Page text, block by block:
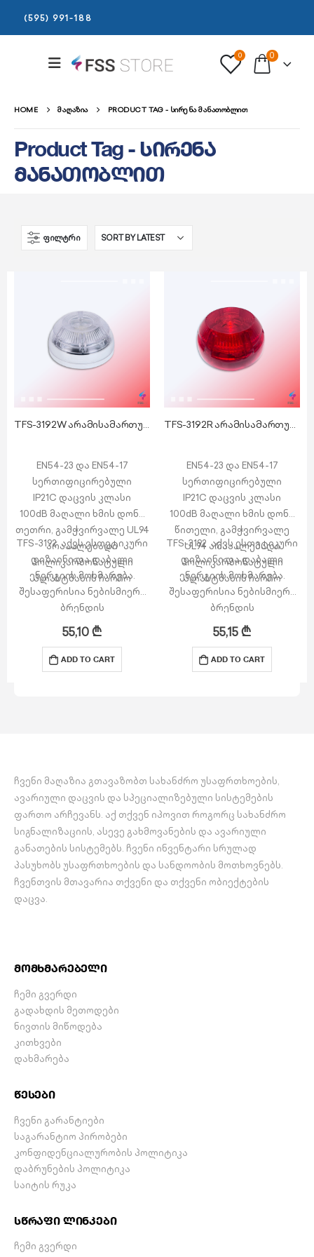
(595) 991-188
0 0
HOME ᲛᲐᲦᲐᲖᲘᲐ PRODUCT TAG - ᲡᲘᲠᲔᲜᲐ ᲛᲐᲜᲐᲗᲝᲑᲚᲘᲗ
Product Tag - სირენა
მანათობლით
ᲤᲘᲚᲢᲠᲘ
TFS-3192W არამისამართული სირენა მანათობლით
EN54-23 და EN54-17
სერთიფიცირებული
IP21C დაცვის კლასი
100dB მაღალი ხმის დონე
თეთრი, გამჭვირვალე UL94
არააალებადი
პოლიკარბონატული
პლასტმასის ჩარჩო
TFS-3192 აქვს ესთეტიკური
დიზაინი და დაბალი
ენერგიის მოხმარება.
შესაფერისია ნებისმიერი
ბრენდის
ხანძარსაწინააღმდეგო…
55,10₾
ADD TO CART
TFS-3192R არამისამართული სირენა მანათობლით
EN54-23 და EN54-17
სერთიფიცირებული
IP21C დაცვის კლასი
100dB მაღალი ხმის დონე
წითელი, გამჭვირვალე
UL94 არააალებადი
პოლიკარბონატული
პლასტმასის ჩარჩო
TFS-3192 აქვს ესთეტიკური
დიზაინი და დაბალი
ენერგიის მოხმარება.
შესაფერისია ნებისმიერი
ბრენდის
ხანძარსაწინააღმდეგო…
55,15₾
ADD TO CART
ჩვენი მაღაზია გთავაზობთ სახანძრო უსაფრთხოების,
ავარიული დაცვის და სპეციალიზებული სისტემების
ფართო არჩევანს. აქ თქვენ იპოვით როგორც სახანძრო
სიგნალიზაციის, ასევე გახმოვანების და ავარიული
განათების სისტემებს. ჩვენი ინვენტარი სრულად
პასუხობს უსაფრთხოების და სანდოობის მოთხოვნებს.
ჩვენთვის მთავარია თქვენი და თქვენი ობიექტების
დაცვა.
მომხმარებელი
ჩემი გვერდი
გადახდის მეთოდები
ნივთის მიწოდება
კითხვები
დახმარება
წესები
ჩვენი გარანტიები
საგარანტიო პირობები
კონფიდენციალურობის პოლიტიკა
დაბრუნების პოლიტიკა
საიტის რუკა
სწრაფი ლინკები
ჩემი გვერდი